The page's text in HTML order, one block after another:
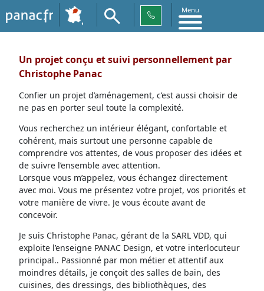
Menu
Un projet conçu et suivi personnellement par
Christophe Panac
Confier un projet d’aménagement, c’est aussi choisir de
ne pas en porter seul toute la complexité.
Vous recherchez un intérieur élégant, confortable et
cohérent, mais surtout une personne capable de
comprendre vos attentes, de vous proposer des idées et
de suivre l’ensemble avec attention.
Lorsque vous m’appelez, vous échangez directement
avec moi. Vous me présentez votre projet, vos priorités et
votre manière de vivre. Je vous écoute avant de
concevoir.
Je suis Christophe Panac, gérant de la SARL VDD, qui
exploite l’enseigne PANAC Design, et votre interlocuteur
principal.. Passionné par mon métier et attentif aux
moindres détails, je conçoit des salles de bain, des
cuisines, des dressings, des bibliothèques, des